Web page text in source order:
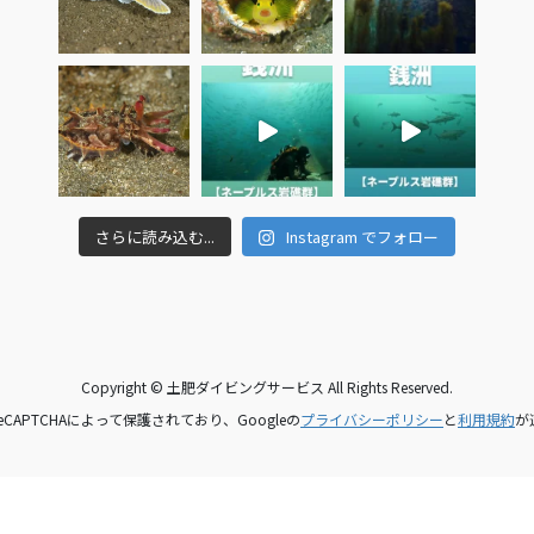
さらに読み込む... Instagram でフォロー
Copyright © 土肥ダイビングサービス All Rights Reserved.
によって保護されており、Googleのプライバシーポリシーと利用規約が